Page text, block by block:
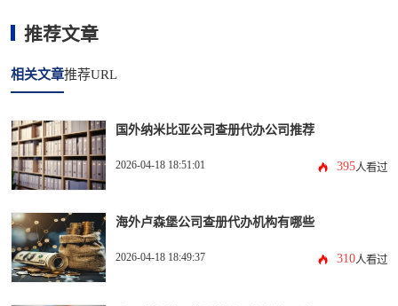
推荐文章
相关文章推荐URL
国外纳米比亚公司查册代办公司推荐
2026-04-18 18:51:01 395人看过
海外卢森堡公司查册代办机构有哪些
2026-04-18 18:49:37 310人看过